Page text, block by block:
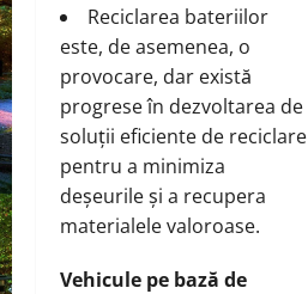
Reciclarea bateriilor
este, de asemenea, o
provocare, dar există
progrese în dezvoltarea de
soluții eficiente de reciclare
pentru a minimiza
deșeurile și a recupera
materialele valoroase.
Vehicule pe bază de